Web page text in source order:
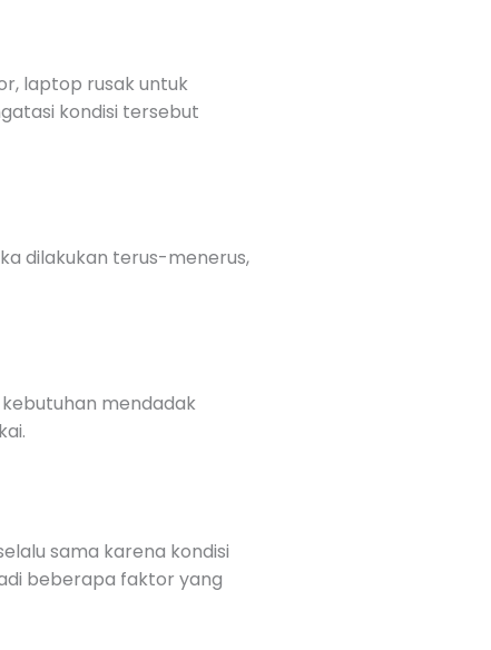
laptop rusak untuk
kondisi tersebut
dilakukan terus-menerus,
mendadak
sama karena kondisi
beberapa faktor yang